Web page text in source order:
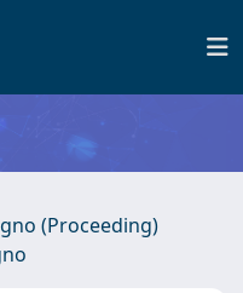
(Proceeding)